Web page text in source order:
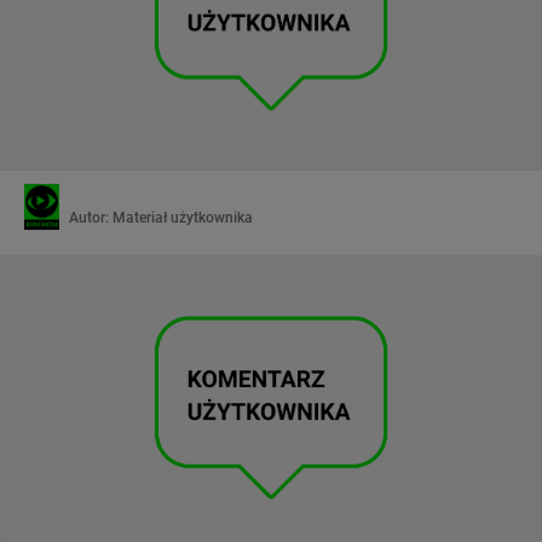
Autor: Materiał użytkownika